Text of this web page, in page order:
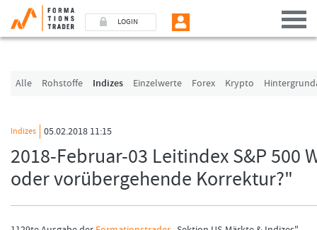
LOGIN
Alle Rohstoffe Indizes Einzelwerte Forex Krypto
Indizes 05.02.2018 11:15
2018-Februar-03 Leitindex S&P 500
oder vorübergehende Korrektur?"
Benutzer (E-Mail-Adresse in Kleinschrift)
Angemeldet bleiben
LOGIN